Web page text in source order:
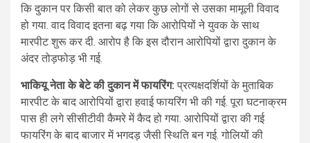
कि दुकान पर किसी बात को लेकर कुछ लोगों से उसका मामूली विवाद
हो गया. वाद विवाद इतना बढ़ गया कि आरोपियों ने युवक के साथ
मारपीट शुरू कर दी. आरोप है कि इस दौरान आरोपियों द्वारा दुकान के
अंदर तोड़फोड़ भी गई.
भाकियू नेता के बेटे की दुकान में फायरिंग: प्रत्यक्षदर्शियों के मुताबिक
मारपीट के बाद आरोपियों द्वारा हवाई फायरिंग भी की गई. पूरा घटनाक्रम
पास ही लगे सीसीटीवी कैमरे में कैद हो गया. आरोपियों द्वारा की गई
फायरिंग के बाद बाजार में भगदड़ जैसी स्थिति बन गई. गोलियों की